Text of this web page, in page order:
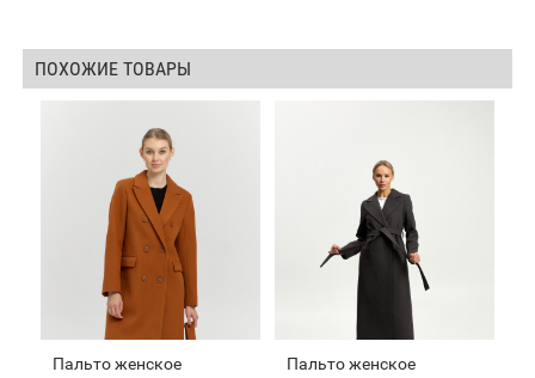
ПОХОЖИЕ ТОВАРЫ
Пальто женское
Пальто женское